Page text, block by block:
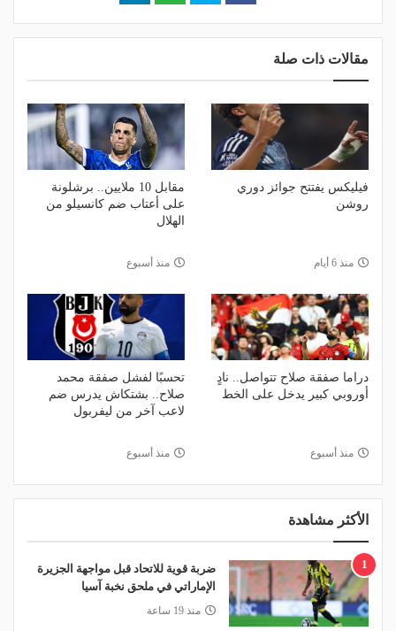
مقالات ذات صلة
فيليكس يفتتح جوائز دوري
روشن
منذ 6 أيام
مقابل 10 ملايين.. برشلونة
على أعتاب ضم كانسيلو من
الهلال
منذ أسبوع
دراما صفقة صلاح تتواصل.. نادٍ
أوروبي كبير يدخل على الخط
منذ أسبوع
تحسبًا لفشل صفقة محمد
صلاح.. بشتكاش يدرس ضم
لاعب آخر من ليفربول
منذ أسبوع
الأكثر مشاهدة
1
ضربة قوية للاتحاد قبل مواجهة الجزيرة
الإماراتي في ملحق نخبة آسيا
منذ 19 ساعة